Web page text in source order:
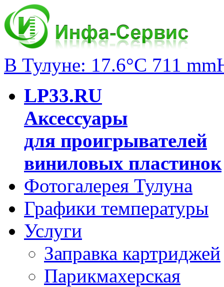
В Тулуне: 17.6°C 711
LP33.RU
Аксессуары
для проигрывателей
виниловых пластинок
Фотогалерея Тулуна
Графики температуры
Услуги
Заправка картриджей
Парикмахерская